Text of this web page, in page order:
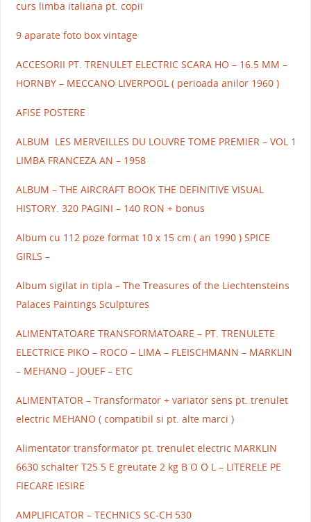
curs limba italiana pt. copii
9 aparate foto box vintage
ACCESORII PT. TRENULET ELECTRIC SCARA HO – 16.5 MM –
HORNBY – MECCANO LIVERPOOL ( perioada anilor 1960 )
AFISE POSTERE
ALBUM LES MERVEILLES DU LOUVRE TOME PREMIER – VOL 1
LIMBA FRANCEZA AN – 1958
ALBUM – THE AIRCRAFT BOOK THE DEFINITIVE VISUAL
HISTORY. 320 PAGINI – 140 RON + bonus
Album cu 112 poze format 10 x 15 cm ( an 1990 ) SPICE
GIRLS –
Album sigilat in tipla – The Treasures of the Liechtensteins
Palaces Paintings Sculptures
ALIMENTATOARE TRANSFORMATOARE – PT. TRENULETE
ELECTRICE PIKO – ROCO – LIMA – FLEISCHMANN – MARKLIN
– MEHANO – JOUEF – ETC
ALIMENTATOR – Transformator + variator sens pt. trenulet
electric MEHANO ( compatibil si pt. alte marci )
Alimentator transformator pt. trenulet electric MARKLIN
6630 schalter T25 5 E greutate 2 kg B O O L – LITERELE PE
FIECARE IESIRE
AMPLIFICATOR – TECHNICS SC-CH 530